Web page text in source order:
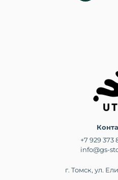
+7 929 373
info@gs-
г. Томск, ул.